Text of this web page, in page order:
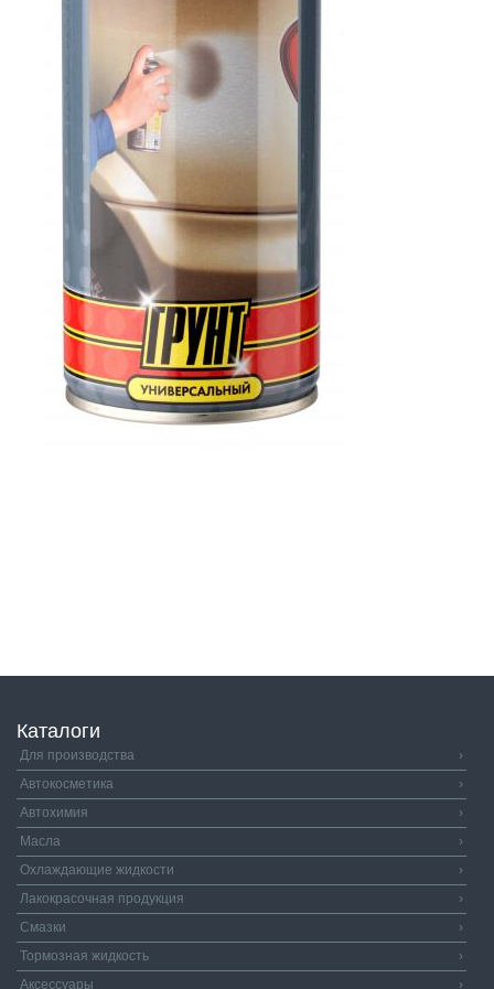
Каталоги
Для производства
›
Автокосметика
›
Автохимия
›
Масла
›
Охлаждающие жидкости
›
Лакокрасочная продукция
›
Смазки
›
Тормозная жидкость
›
Аксессуары
›